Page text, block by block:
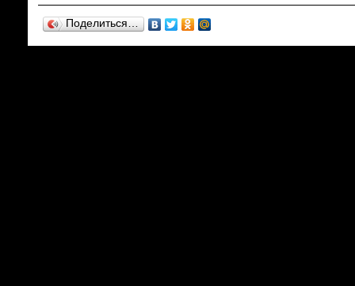
Поделиться…